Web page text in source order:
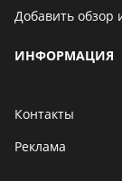
Добавить обзор
ИНФОРМАЦИЯ
Контакты
Реклама